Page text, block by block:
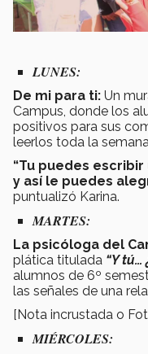
LUNES:
De mi para ti: Un
Campus, donde los
positivos para sus
leerlos toda la
“Tu puedes escribir
y así le puedes
puntualizó Karina.
MARTES:
La psicóloga del
plática titulada “Y tú…
alumnos de 6º
las señales de una
[Nota incrustada o
MIÉRCOLES: